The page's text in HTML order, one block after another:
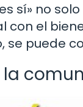
sí» no
con el
se puede